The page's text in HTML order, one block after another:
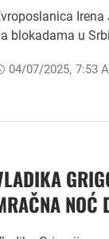
blokadama u
04/07/2025, 7:53
NOĆ